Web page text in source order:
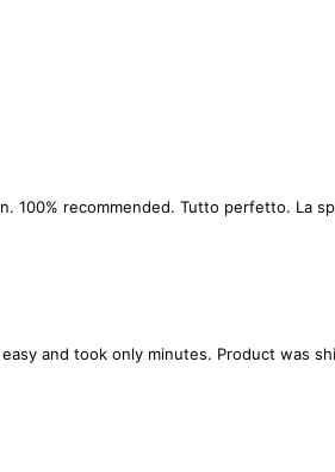
recommended. Tutto perfetto. La
and took only minutes. Product was